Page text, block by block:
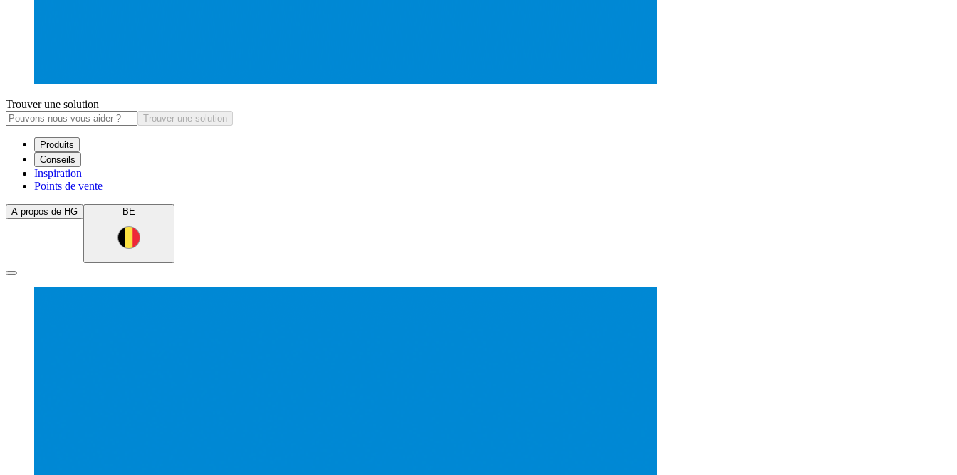
Trouver une solution
Trouver une solution
Produits
Conseils
Inspiration
Points de vente
A propos de HG BE